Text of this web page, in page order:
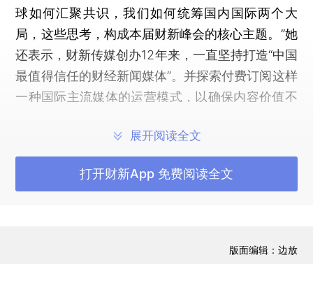
球如何汇聚共识，我们如何统筹国内国际两个大
局，这些思考，构成本届财新峰会的核心主题。”她
还表示，财新传媒创办12年来，一直坚持打造“中国
最值得信任的财经新闻媒体”。并探索付费订阅这样
一种国际主流媒体的运营模式，以确保内容价值不
万，和去年同比增⻓25%。
对于峰会主题，财新传媒总编辑王烁在开幕致
辞中称，为了命运共同体，大家就得寻找最大公约
展开阅读全文
打开财新App 免费阅读全文
版面编辑：边放